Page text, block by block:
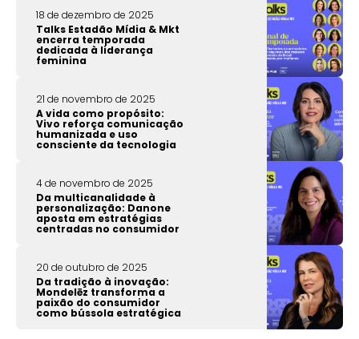
18 de dezembro de 2025
Talks Estadão Mídia & Mkt
encerra temporada
dedicada à liderança
feminina
21 de novembro de 2025
A vida como propósito:
Vivo reforça comunicação
humanizada e uso
consciente da tecnologia
4 de novembro de 2025
Da multicanalidade à
personalização: Danone
aposta em estratégias
centradas no consumidor
20 de outubro de 2025
Da tradição à inovação:
Mondelēz transforma a
paixão do consumidor
como bússola estratégica